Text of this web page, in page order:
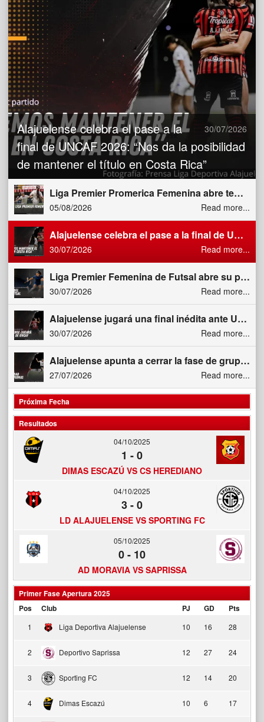
30/07/2026
Alajuelense celebra el pase a la
final de UNCAF 2026: “Nos da la posibilidad
de mantener el título en Costa Rica”
Liga Premier Promerica Femenina abre temporada con Carrillo FF como debutante y cuatro partidos en agenda
05/08/2026 Read more...
Alajuelense celebra el pase a la final de UNCAF 2026: “Nos da la posibilidad de mantener el título en Costa Rica”
30/07/2026 Read more...
Liga Premier Femenina de Futsal abre su penúltima fecha de la primera vuelta con duelo clave entre Curridabat F Venus y Universidad Nacional
30/07/2026 Read more...
Alajuelense jugará una final inédita ante Unifut Antigua en la Copa Interclubes Femenina UNCAF 2026
30/07/2026 Read more...
Alajuelense apunta a cerrar la fase de grupos con “mentalidad de campeonas” en UNCAF 2026
27/07/2026 Read more...
Próxima Fecha
Resultados
04/10/2025
1 -0
DIMAS ESCAZÚ VS CS HEREDIANO
04/10/2025
3-0
LD ALAJUELENSE VS SPORTING FC
05/10/2025
0- 10
AD MORAVIA VS SAPRISSA
Primer Fase Apertura 2025
Pos
Club PJ GD Pts
1 Liga Deportiva Alajuelense 10 16 28
2 Deportivo Saprissa 12 27 24
3 Sporting FC 12 14 20
4 Dimas Escazú 10 6 17